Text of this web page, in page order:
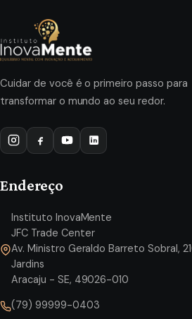
Cuidar de você é o primeiro passo para
transformar o mundo ao seu redor.
Endereço
Instituto InovaMente
JFC Trade Center
Av. Ministro Geraldo Barreto Sobral,
Jardins
Aracaju - SE, 49026-010
(79) 99999-0403